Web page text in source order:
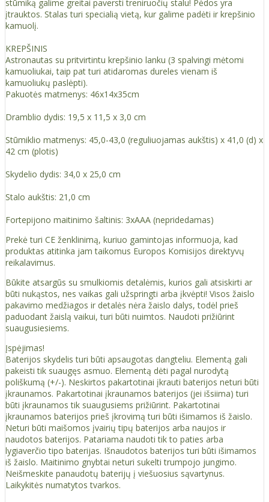
stūmiką galime greitai paversti treniruočių stalu! Pėdos yra
įtrauktos. Stalas turi specialią vietą, kur galime padėti ir krepšinio
kamuolį.
KREPŠINIS
Astronautas su pritvirtintu krepšinio lanku (3 spalvingi mėtomi
kamuoliukai, taip pat turi atidaromas dureles vienam iš
kamuoliukų paslėpti).
Pakuotės matmenys: 46x14x35cm
Dramblio dydis: 19,5 x 11,5 x 3,0 cm
Stūmiklio matmenys: 45,0-43,0 (reguliuojamas aukštis) x 41,0 (d) x
42 cm (plotis)
Skydelio dydis: 34,0 x 25,0 cm
Stalo aukštis: 21,0 cm
Fortepijono maitinimo šaltinis: 3xAAA (nepridedamas)
Prekė turi CE ženklinimą, kuriuo gamintojas informuoja, kad
produktas atitinka jam taikomus Europos Komisijos direktyvų
reikalavimus.
Būkite atsargūs su smulkiomis detalėmis, kurios gali atsiskirti ar
būti nukąstos, nes vaikas gali užspringti arba įkvėpti! Visos žaislо
pakavimo medžiagos ir detalės nėra žaislo dalys, todėl prieš
paduodant žaislą vaikui, turi būti nuimtos. Naudoti prižiūrint
suaugusiesiems.
Įspėjimas!
Baterijos skydelis turi būti apsaugotas dangteliu. Elementą gali
pakeisti tik suaugęs asmuo. Elementą dėti pagal nurodytą
poliškumą (+/-). Neskirtos pakartotinai įkrauti baterijos neturi būti
įkraunamos. Pakartotinai įkraunamos baterijos (jei išsiima) turi
būti įkraunamos tik suaugusiems prižiūrint. Pakartotinai
įkraunamos baterijos prieš įkrovimą turi būti išimamos iš žaislo.
Neturi būti maišomos įvairių tipų baterijos arba naujos ir
naudotos baterijos. Patariama naudoti tik to paties arba
lygiaverčio tipo baterijas. Išnaudotos baterijos turi būti išimamos
iš žaislo. Maitinimo gnybtai neturi sukelti trumpojo jungimo.
Neišmeskite panaudotų baterijų į viešuosius sąvartynus.
Laikykitės numatytos tvarkos.